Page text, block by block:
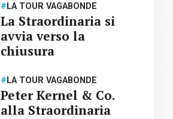
# LA TOUR VAGABONDE
La Straordinaria si
avvia verso la
chiusura
# LA TOUR VAGABONDE
Peter Kernel & Co.
alla Straordinaria